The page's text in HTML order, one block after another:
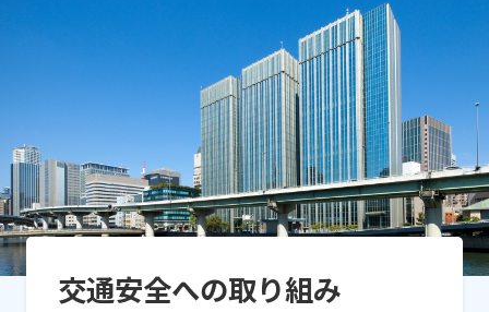
交通安全への取り組み